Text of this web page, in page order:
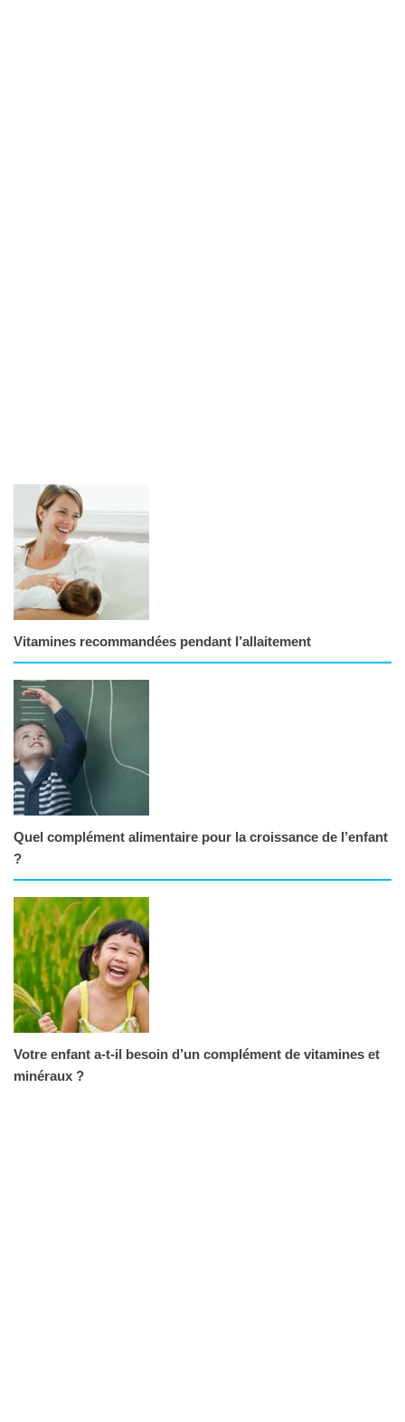
Vitamines recommandées pendant l’allaitement
Quel complément alimentaire pour la croissance de l’enfant
?
Votre enfant a-t-il besoin d’un complément de vitamines et
minéraux ?